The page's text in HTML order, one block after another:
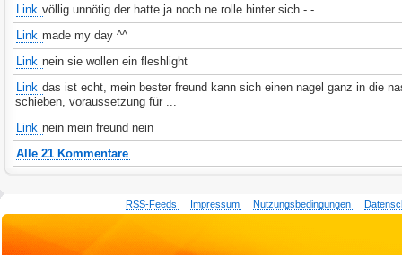
Link völlig unnötig der hatte ja noch ne rolle hinter sich -.-
Link made my day ^^
Link nein sie wollen ein fleshlight
Link das ist echt, mein bester freund kann sich einen nagel ganz in die
schieben, voraussetzung für ...
Link nein mein freund nein
Alle 21 Kommentare
RSS-Feeds Impressum Nutzungsbedingungen